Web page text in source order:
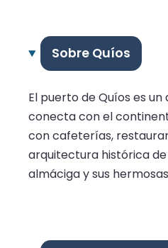
Sobre Quíos
El puerto de Quíos es
conecta con el
con cafeterías,
arquitectura histórica de
almáciga y sus